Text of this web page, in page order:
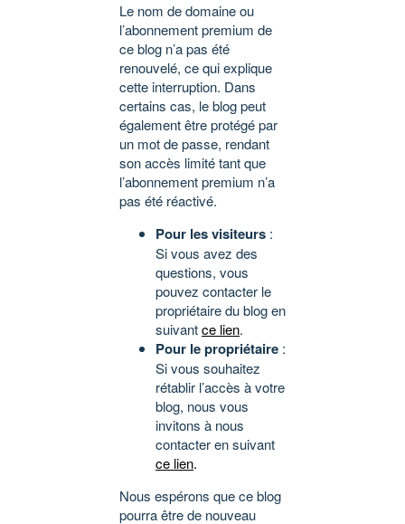
Le nom de domaine ou
l’abonnement premium de
ce blog n’a pas été
renouvelé, ce qui explique
cette interruption. Dans
certains cas, le blog peut
également être protégé par
un mot de passe, rendant
son accès limité tant que
l’abonnement premium n’a
pas été réactivé.
Pour les visiteurs :
Si vous avez des
questions, vous
pouvez contacter le
propriétaire du blog en
suivantce lien.
Pour le propriétaire :
Si vous souhaitez
rétablir l’accès à votre
blog, nous vous
invitons à nous
contacter en suivant
ce lien.
Nous espérons que ce blog
pourra être de nouveau